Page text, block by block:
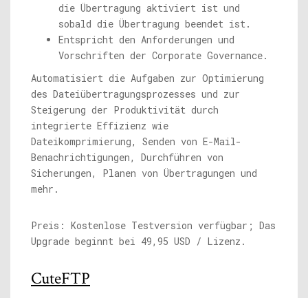
die Übertragung aktiviert ist und
sobald die Übertragung beendet ist.
Entspricht den Anforderungen und
Vorschriften der Corporate Governance.
Automatisiert die Aufgaben zur Optimierung
des Dateiübertragungsprozesses und zur
Steigerung der Produktivität durch
integrierte Effizienz wie
Dateikomprimierung, Senden von E-Mail-
Benachrichtigungen, Durchführen von
Sicherungen, Planen von Übertragungen und
mehr.
Preis: Kostenlose Testversion verfügbar; Das
Upgrade beginnt bei 49,95 USD / Lizenz.
CuteFTP